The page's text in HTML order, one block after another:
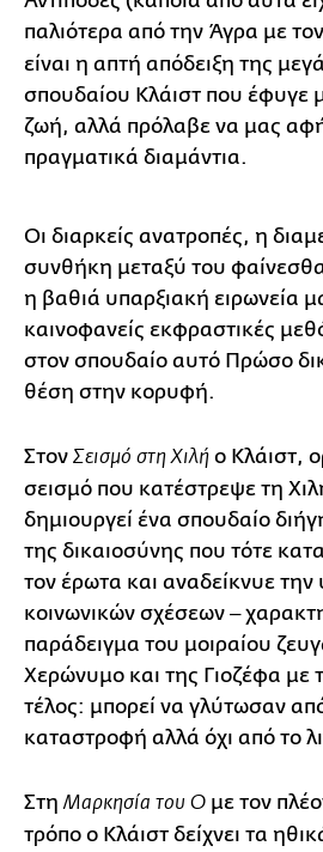
παλιότερα από την Άγρα με τον
είναι η απτή απόδειξη της
σπουδαίου Κλάιστ που έφυγε
ζωή, αλλά πρόλαβε να μας
πραγματικά διαμάντια.
Οι διαρκείς ανατροπές, η
συνθήκη μεταξύ του
η βαθιά υπαρξιακή ειρωνεία
καινοφανείς εκφραστικές
στον σπουδαίο αυτό Πρώσο
θέση στην κορυφή.
Στον Σεισμό στη Χιλή ο Κλάιστ,
σεισμό που κατέστρεψε τη
δημιουργεί ένα σπουδαίο
της δικαιοσύνης που τότε
τον έρωτα και αναδείκνυε την
κοινωνικών σχέσεων ‒
παράδειγμα του μοιραίου
Χερώνυμο και της Γιοζέφα με
τέλος: μπορεί να γλύτωσαν
καταστροφή αλλά όχι από το
Στη Μαρκησία του Ο με τον
τρόπο ο Κλάιστ δείχνει τα